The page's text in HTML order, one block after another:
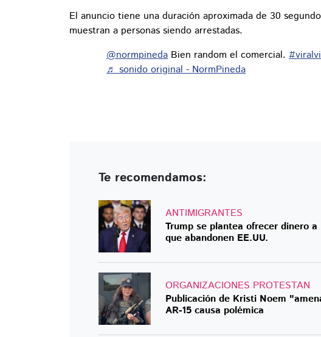
El anuncio tiene una duración aproximada de 30
muestran a personas siendo arrestadas.
@normpinedaBien random el comercial.
♬ sonido original - NormPineda
Te recomendamos:
ANTIMIGRANTES
Trump se plantea ofrecer dinero
que abandonen EE.UU.
ORGANIZACIONES PROTESTAN
Publicación de Kristi Noem
AR-15 causa polémica